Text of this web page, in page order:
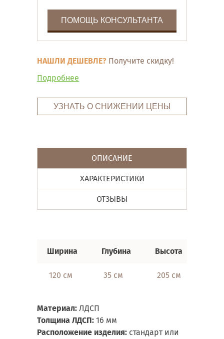
ПОМОЩЬ КОНСУЛЬТАНТА
НАШЛИ ДЕШЕВЛЕ? Получите скидку!
Подробнее
УЗНАТЬ О СНИЖЕНИИ ЦЕНЫ
ОПИСАНИЕ
ХАРАКТЕРИСТИКИ
ОТЗЫВЫ
Ширина Глубина Высота
120 см 35 см 205 см
Материал: ЛДСП
Толщина ЛДСП: 16 мм
Расположение изделия: стандарт или